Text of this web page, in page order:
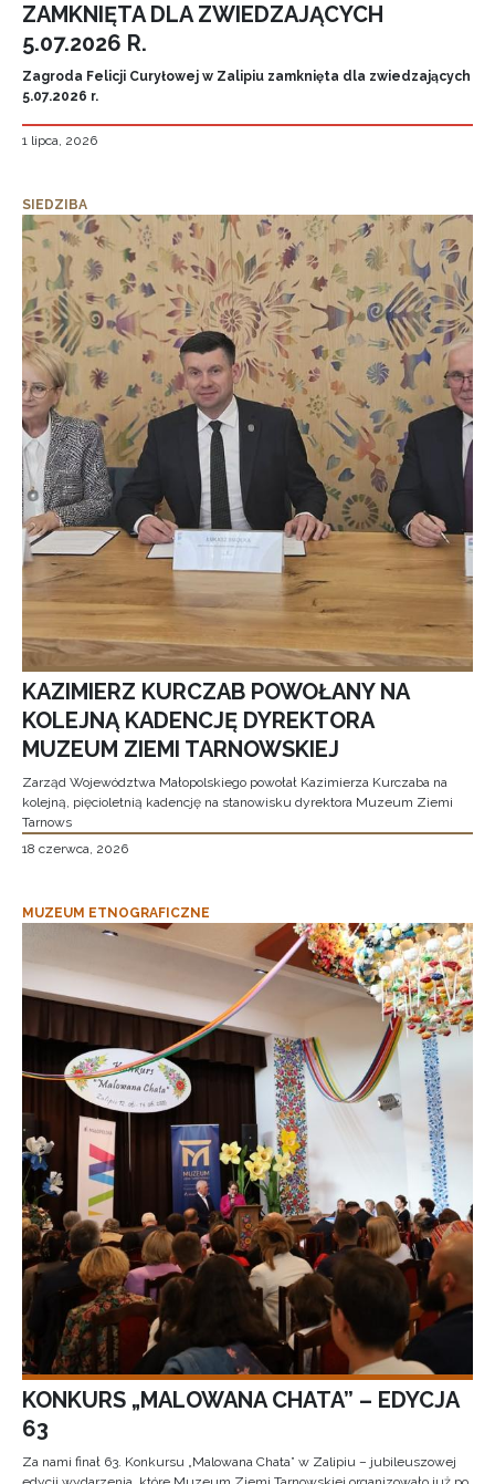
ZAMKNIĘTA DLA ZWIEDZAJĄCYCH
5.07.2026 R.
Zagroda Felicji Curyłowej w Zalipiu zamknięta dla zwiedzających
5.07.2026 r.
1 lipca, 2026
SIEDZIBA
KAZIMIERZ KURCZAB POWOŁANY NA
KOLEJNĄ KADENCJĘ DYREKTORA
MUZEUM ZIEMI TARNOWSKIEJ
Zarząd Województwa Małopolskiego powołał Kazimierza Kurczaba na
kolejną, pięcioletnią kadencję na stanowisku dyrektora Muzeum Ziemi
Tarnows
18 czerwca, 2026
MUZEUM ETNOGRAFICZNE
KONKURS „MALOWANA CHATA” – EDYCJA
63
Za nami finał 63. Konkursu „Malowana Chata” w Zalipiu – jubileuszowej